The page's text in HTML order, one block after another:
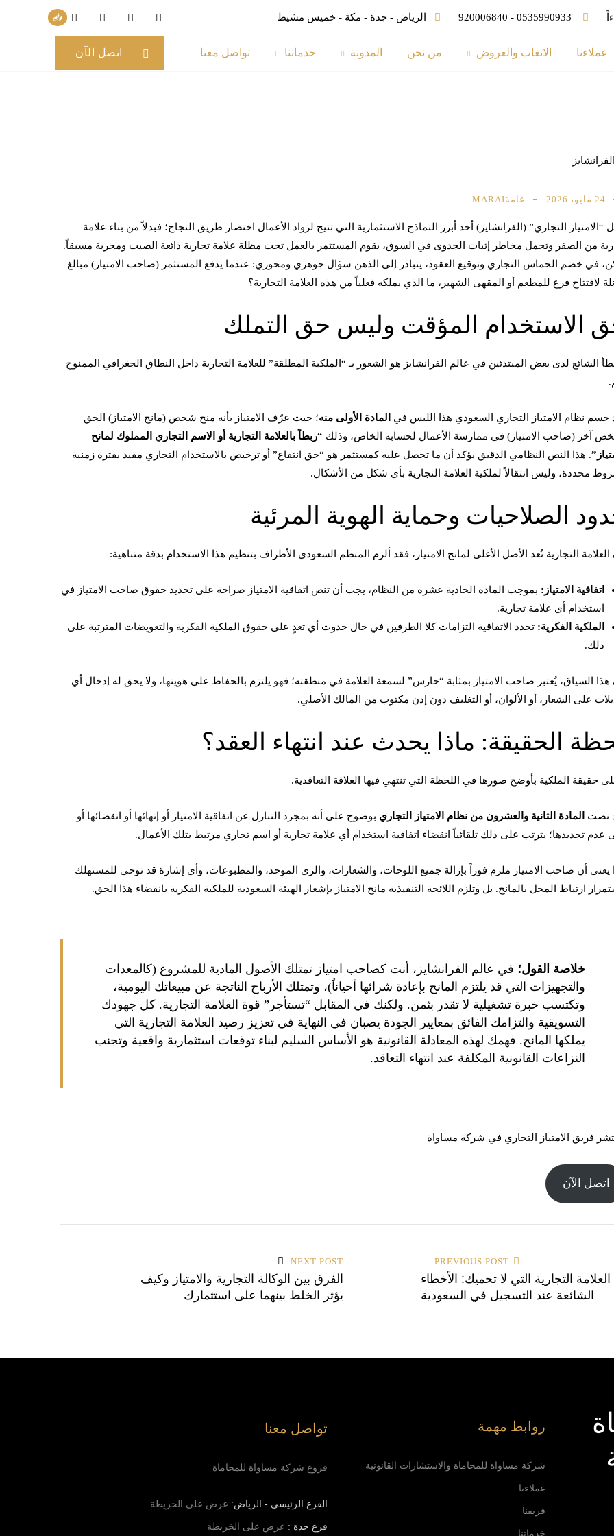
0535990933
-
920006840 الرياض - جدة - مكة - خميس مشيط
عملاءنا الاتعاب والعروض من نحن المدونة خدماتنا تواصل معنا اتصل الآن
24 مايو، 2026 عامةMARAI
“الامتياز التجاري” (الفرانشايز) أحد أبرز النماذج الاستثمارية التي تتيح لرواد الأعمال اختصار طريق النجاح؛ فبدلاً من بناء علامة
من الصفر وتحمل مخاطر إثبات الجدوى في السوق، يقوم المستثمر بالعمل تحت مظلة علامة تجارية ذائعة الصيت ومجربة مسبقاً.
في خضم الحماس التجاري وتوقيع العقود، يتبادر إلى الذهن سؤال جوهري ومحوري: عندما يدفع المستثمر (صاحب الامتياز) مبالغ
لافتتاح فرع للمطعم أو المقهى الشهير، ما الذي يملكه فعلياً من هذه العلامة التجارية؟
الاستخدام المؤقت وليس حق التملك
الشائع لدى بعض المبتدئين في عالم الفرانشايز هو الشعور بـ “الملكية المطلقة” للعلامة التجارية داخل النطاق الجغرافي الممنوح
حسم نظام الامتياز التجاري السعودي هذا اللبس في المادة الأولى منه؛ حيث عرّف الامتياز بأنه منح شخص (مانح الامتياز) الحق
آخر (صاحب الامتياز) في ممارسة الأعمال لحسابه الخاص، وذلك “ربطاً بالعلامة التجارية أو الاسم التجاري المملوك لمانح
. هذا النص النظامي الدقيق يؤكد أن ما تحصل عليه كمستثمر هو “حق انتفاع” أو ترخيص بالاستخدام التجاري مقيد بفترة زمنية
محددة، وليس انتقالاً لملكية العلامة التجارية بأي شكل من الأشكال.
الصلاحيات وحماية الهوية المرئية
العلامة التجارية تُعد الأصل الأغلى لمانح الامتياز، فقد ألزم المنظم السعودي الأطراف بتنظيم هذا الاستخدام بدقة متناهية:
اتفاقية الامتياز: بموجب المادة الحادية عشرة من النظام، يجب أن تنص اتفاقية الامتياز صراحة على تحديد حقوق صاحب الامتياز في
استخدام أي علامة تجارية.
الملكية الفكرية: تحدد الاتفاقية التزامات كلا الطرفين في حال حدوث أي تعدٍ على حقوق الملكية الفكرية والتعويضات المترتبة على
ذلك.
السياق، يُعتبر صاحب الامتياز بمثابة “حارس” لسمعة العلامة في منطقته؛ فهو يلتزم بالحفاظ على هويتها، ولا يحق له إدخال أي
على الشعار، أو الألوان، أو التغليف دون إذن مكتوب من المالك الأصلي.
الحقيقة: ماذا يحدث عند انتهاء العقد؟
حقيقة الملكية بأوضح صورها في اللحظة التي تنتهي فيها العلاقة التعاقدية.
نصت المادة الثانية والعشرون من نظام الامتياز التجاري بوضوح على أنه بمجرد التنازل عن اتفاقية الامتياز أو إنهائها أو انقضائها أو
عدم تجديدها؛ يترتب على ذلك تلقائياً انقضاء اتفاقية استخدام أي علامة تجارية أو اسم تجاري مرتبط بتلك الأعمال.
يعني أن صاحب الامتياز ملزم فوراً بإزالة جميع اللوحات، والشعارات، والزي الموحد، والمطبوعات، وأي إشارة قد توحي للمستهلك
ارتباط المحل بالمانح. بل وتلزم اللائحة التنفيذية مانح الامتياز بإشعار الهيئة السعودية للملكية الفكرية بانقضاء هذا الحق.
خلاصة القول؛ في عالم الفرانشايز، أنت كصاحب امتياز تمتلك الأصول المادية للمشروع (كالمعدات
والتجهيزات التي قد يلتزم المانح بإعادة شرائها أحياناً)، وتمتلك الأرباح الناتجة عن مبيعاتك اليومية،
وتكتسب خبرة تشغيلية لا تقدر بثمن. ولكنك في المقابل “تستأجر” قوة العلامة التجارية. كل جهودك
التسويقية والتزامك الفائق بمعايير الجودة يصبان في النهاية في تعزيز رصيد العلامة التجارية التي
يملكها المانح. فهمك لهذه المعادلة القانونية هو الأساس السليم لبناء توقعات استثمارية واقعية وتجنب
النزاعات القانونية المكلفة عند انتهاء التعاقد.
فريق الامتياز التجاري في شركة مساواة
اتصل الآن
PREVIOUS POST
العلامة التجارية التي لا تحميك: الأخطاء
الشائعة عند التسجيل في السعودية
NEXT POST
الفرق بين الوكالة التجارية والامتياز وكيف
يؤثر الخلط بينهما على استثمارك
روابط مهمة
شركة مساواة للمحاماة والاستشارات القانونية
عملاءنا
فريقنا
خدماتنا
تواصل معنا
فروع شركة مساواة للمحاماة
الفرع الرئيسي - الرياض: عرض على الخريطة
فرع جدة : عرض على الخريطة